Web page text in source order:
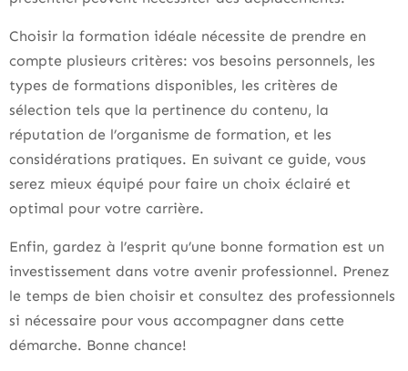
Choisir la formation idéale nécessite de prendre en
compte plusieurs critères: vos besoins personnels, les
types de formations disponibles, les critères de
sélection tels que la pertinence du contenu, la
réputation de l’organisme de formation, et les
considérations pratiques. En suivant ce guide, vous
serez mieux équipé pour faire un choix éclairé et
optimal pour votre carrière.
Enfin, gardez à l’esprit qu’une bonne formation est un
investissement dans votre avenir professionnel. Prenez
le temps de bien choisir et consultez des professionnels
si nécessaire pour vous accompagner dans cette
démarche. Bonne chance!